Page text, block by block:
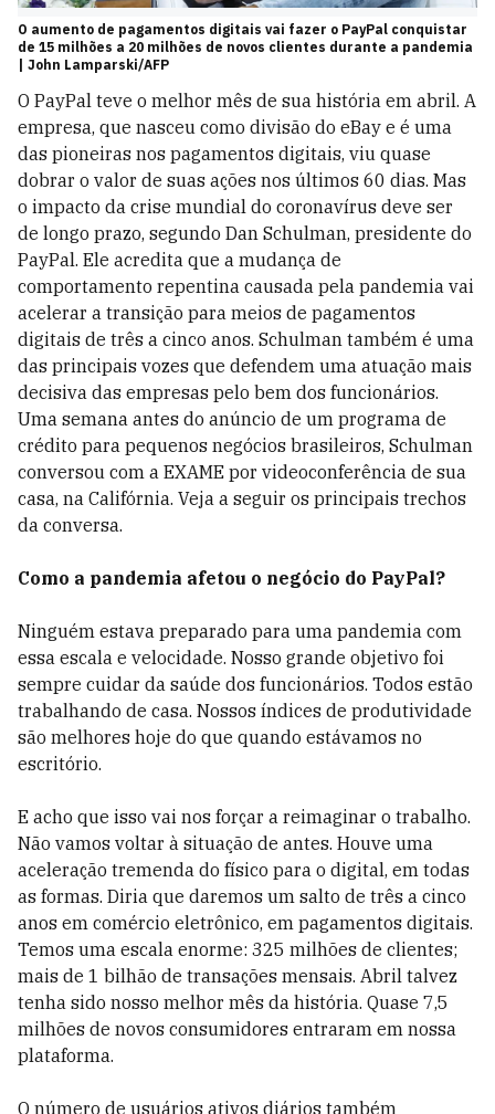
O aumento de pagamentos digitais vai fazer o PayPal conquistar
de 15 milhões a 20 milhões de novos clientes durante a pandemia
| John Lamparski/AFP
O PayPal teve o melhor mês de sua história em abril. A
empresa, que nasceu como divisão do eBay e é uma
das pioneiras nos pagamentos digitais, viu quase
dobrar o valor de suas ações nos últimos 60 dias. Mas
o impacto da crise mundial do coronavírus deve ser
de longo prazo, segundo Dan Schulman, presidente do
PayPal. Ele acredita que a mudança de
comportamento repentina causada pela pandemia vai
acelerar a transição para meios de pagamentos
digitais de três a cinco anos. Schulman também é uma
das principais vozes que defendem uma atuação mais
decisiva das empresas pelo bem dos funcionários.
Uma semana antes do anúncio de um programa de
crédito para pequenos negócios brasileiros, Schulman
conversou com a EXAME por videoconferência de sua
casa, na Califórnia. Veja a seguir os principais trechos
da conversa.
Como a pandemia afetou o negócio do PayPal?
Ninguém estava preparado para uma pandemia com
essa escala e velocidade. Nosso grande objetivo foi
sempre cuidar da saúde dos funcionários. Todos estão
trabalhando de casa. Nossos índices de produtividade
são melhores hoje do que quando estávamos no
escritório.
E acho que isso vai nos forçar a reimaginar o trabalho.
Não vamos voltar à situação de antes. Houve uma
aceleração tremenda do físico para o digital, em todas
as formas. Diria que daremos um salto de três a cinco
anos em comércio eletrônico, em pagamentos digitais.
Temos uma escala enorme: 325 milhões de clientes;
mais de 1 bilhão de transações mensais. Abril talvez
tenha sido nosso melhor mês da história. Quase 7,5
milhões de novos consumidores entraram em nossa
plataforma.
O número de usuários ativos diários também